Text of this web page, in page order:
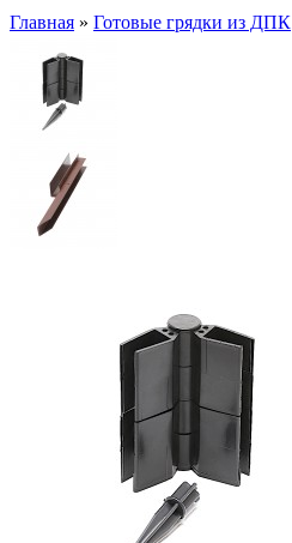
Главная » Готовые грядки из ДПК